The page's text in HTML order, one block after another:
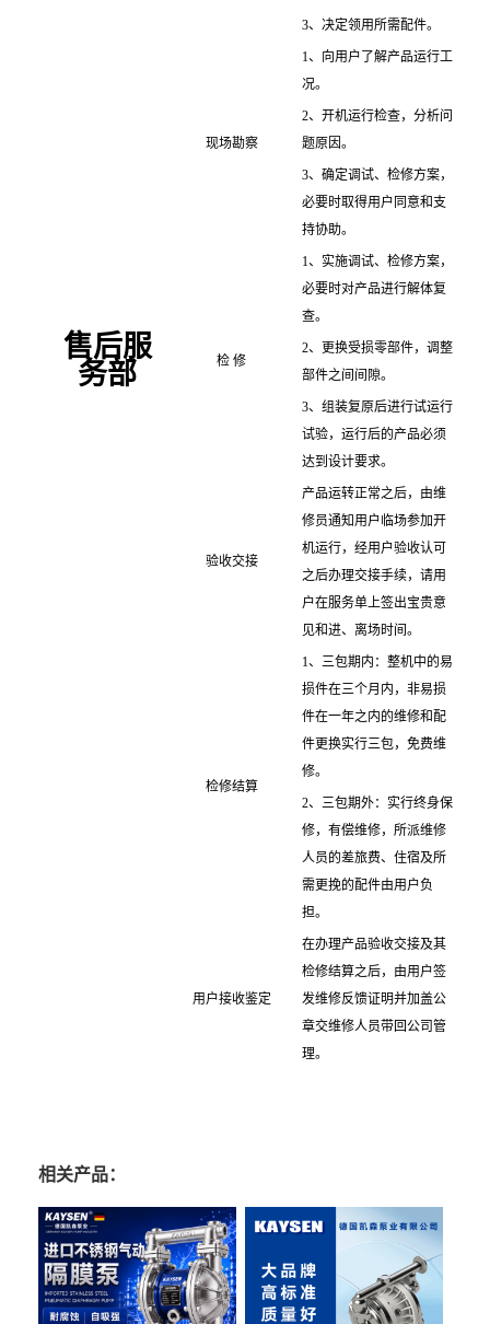
售后服
务部
3、决定领用所需配件。
现场勘察
1、向用户了解产品运行工
况。
2、开机运行检查，分析问
题原因。
3、确定调试、检修方案，
必要时取得用户同意和支
持协助。
检 修
1、实施调试、检修方案，
必要时对产品进行解体复
查。
2、更换受损零部件，调整
部件之间间隙。
3、组装复原后进行试运行
试验，运行后的产品必须
达到设计要求。
验收交接
产品运转正常之后，由维
修员通知用户临场参加开
机运行，经用户验收认可
之后办理交接手续，请用
户在服务单上签出宝贵意
见和进、离场时间。
检修结算
1、三包期内：整机中的易
损件在三个月内，非易损
件在一年之内的维修和配
件更换实行三包，免费维
修。
2、三包期外：实行终身保
修，有偿维修，所派维修
人员的差旅费、住宿及所
需更挽的配件由用户负
担。
用户接收鉴定
在办理产品验收交接及其
检修结算之后，由用户签
发维修反馈证明并加盖公
章交维修人员带回公司管
理。
相关产品：